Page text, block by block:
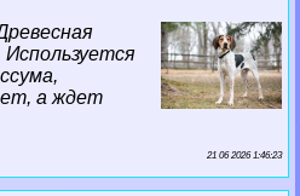
а ждет
21 06 2026 1:46:23